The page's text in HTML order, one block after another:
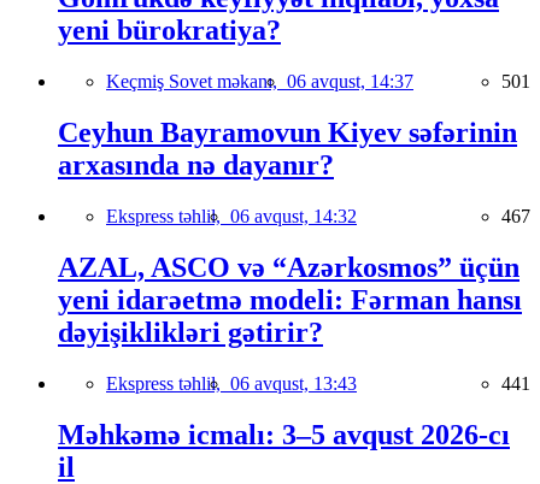
yeni bürokratiya?
Keçmiş Sovet məkanı, 06 avqust, 14:37 501
Ceyhun Bayramovun Kiyev səfərinin
arxasında nə dayanır?
Ekspress təhlil, 06 avqust, 14:32 467
AZAL, ASCO və “Azərkosmos” üçün
yeni idarəetmə modeli: Fərman hansı
dəyişiklikləri gətirir?
Ekspress təhlil, 06 avqust, 13:43 441
Məhkəmə icmalı: 3–5 avqust 2026-cı
il